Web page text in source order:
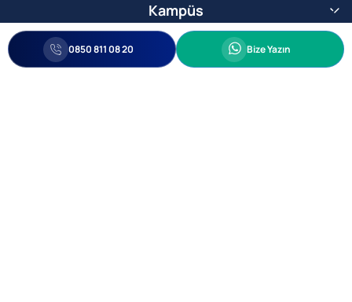
Kampüs
0850 811 08 20 Whatsapp
Bize Yazın
0850 811 08 20